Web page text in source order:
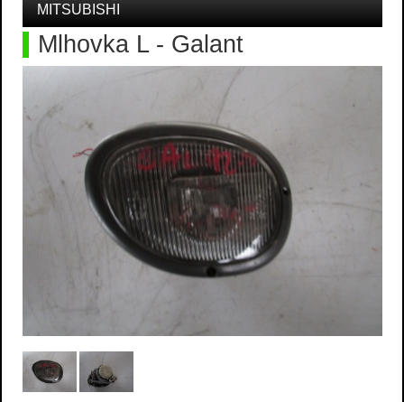
MITSUBISHI
Mlhovka L - Galant